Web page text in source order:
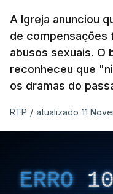
A Igreja anunciou
de compensações
abusos sexuais. O
reconheceu que
os dramas do
RTP / atualizado 11
ERRO